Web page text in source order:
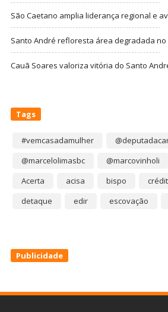
São Caetano amplia liderança regional e
Santo André refloresta área degradada no
Cauã Soares valoriza vitória do Santo
Tags
#vemcasadamulher
@marcelolimasbc
@marcovinholi
Acerta
acisa bispo
detaque
edir escovação
Publicidade